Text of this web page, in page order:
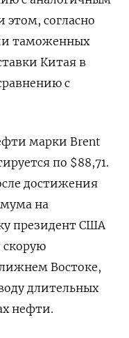
согласно
таможенных
Китая в
с
марки Brent
по $88,71.
достижения
на
президент США
Востоке,
длительных
нефти.